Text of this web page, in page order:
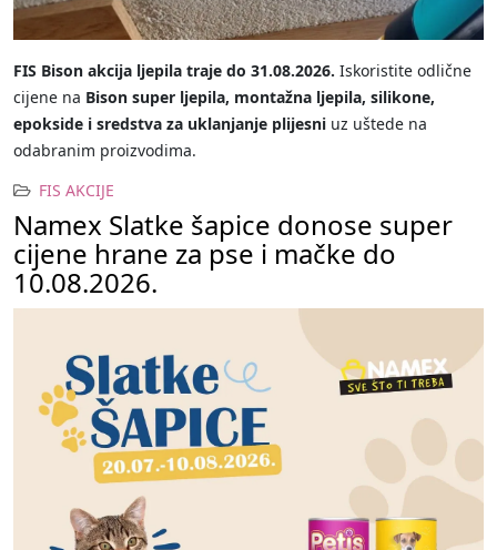
FIS Bison akcija ljepila traje do 31.08.2026. Iskoristite odlične
cijene na Bison super ljepila, montažna ljepila, silikone,
epokside i sredstva za uklanjanje plijesni uz uštede na
odabranim proizvodima.
FIS AKCIJE
Namex Slatke šapice donose super
cijene hrane za pse i mačke do
10.08.2026.